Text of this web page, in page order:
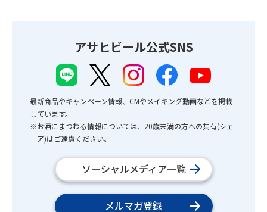
アサヒビール公式SNS
最新商品やキャンペーン情報、CMやメイキング動画などを掲載
しています。
※お酒にまつわる情報については、20歳未満の方への共有(シェ
ア)はご遠慮ください。
ソーシャルメディア一覧
メルマガ登録